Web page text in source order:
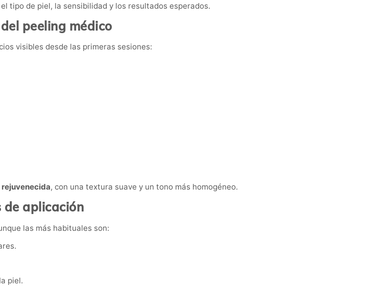
tipo de piel, la sensibilidad y los resultados esperados.
peeling médico
visibles desde las primeras sesiones:
, con una textura suave y un tono más homogéneo.
de aplicación
las más habituales son:
piel.